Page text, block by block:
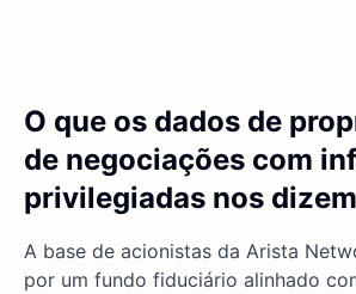
O que os dados de
de negociações com
privilegiadas nos dizem
A base de acionistas da Arista
por um fundo fiduciário alinhado